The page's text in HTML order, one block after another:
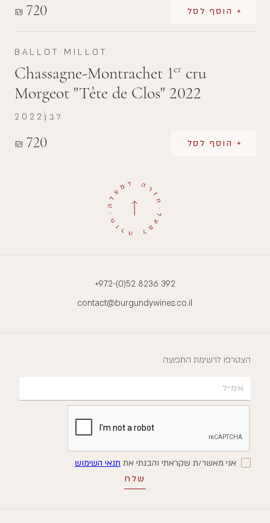
₪ 720 + הוסף לסל
BALLOT MILLOT
Chassagne-Montrachet 1er cru
Morgeot "Tête de Clos" 2022
₪ 720 + הוסף לסל
2022 לבן
+972-(0)52 8236 392
contact@burgundywines.co.il
הצטרפו לרשימת התפוצה
אני מאשר/ת שקראתי והבנתי את תנאי השימוש